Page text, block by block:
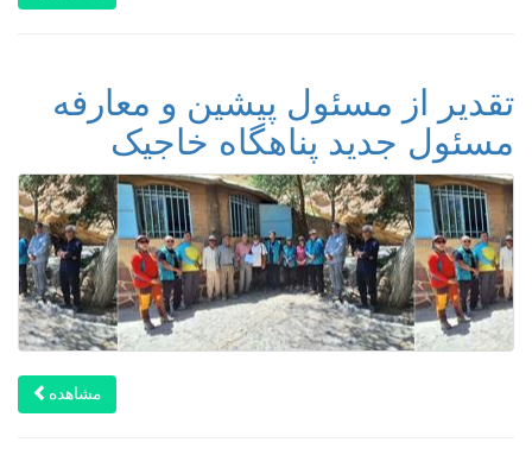
تقدیر از مسئول پیشین و معارفه
مسئول جدید پناهگاه خاجیک
مشاهده